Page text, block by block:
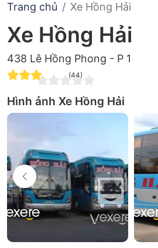
Trang chủ Xe Hồng Hải
Xe Hồng Hải
438 Lê Hồng Phong - P 1
(44)
Hình ảnh Xe Hồng Hải